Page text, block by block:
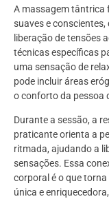
A massagem tântrica
suaves e
liberação de tensões
técnicas específicas
uma sensação de
pode incluir áreas
o conforto da pessoa
Durante a sessão, a
praticante orienta a
ritmada, ajudando a
sensações. Essa
corporal é o que
única e